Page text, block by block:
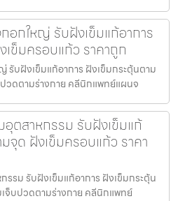
กใหญ่ รับฝังเข็มแก้อาการ
ข็มครอบแก้ว ราคาถูก
บฝังเข็มแก้อาการ ฝังเข็มกระตุ้นตาม
ปวดตามร่างกาย คลีนิกแพทย์แผนจ
ตสาหกรรม รับฝังเข็มแก้
จุด ฝังเข็มครอบแก้ว ราคา
รม รับฝังเข็มแก้อาการ ฝังเข็มกระตุ้น
เจ็บปวดตามร่างกาย คลีนิกแพทย์